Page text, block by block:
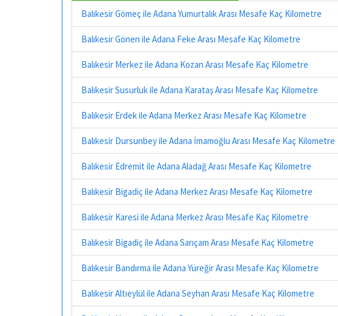
Balıkesir Gömeç ile Adana Yumurtalık Arası Mesafe Kaç Kilometre
Balıkesir Gönen ile Adana Feke Arası Mesafe Kaç Kilometre
Balıkesir Merkez ile Adana Kozan Arası Mesafe Kaç Kilometre
Balıkesir Susurluk ile Adana Karataş Arası Mesafe Kaç Kilometre
Balıkesir Erdek ile Adana Merkez Arası Mesafe Kaç Kilometre
Balıkesir Dursunbey ile Adana İmamoğlu Arası Mesafe Kaç Kilometre
Balıkesir Edremit ile Adana Aladağ Arası Mesafe Kaç Kilometre
Balıkesir Bigadiç ile Adana Merkez Arası Mesafe Kaç Kilometre
Balıkesir Karesi ile Adana Merkez Arası Mesafe Kaç Kilometre
Balıkesir Bigadiç ile Adana Sarıçam Arası Mesafe Kaç Kilometre
Balıkesir Bandırma ile Adana Yüreğir Arası Mesafe Kaç Kilometre
Balıkesir Altıeylül ile Adana Seyhan Arası Mesafe Kaç Kilometre